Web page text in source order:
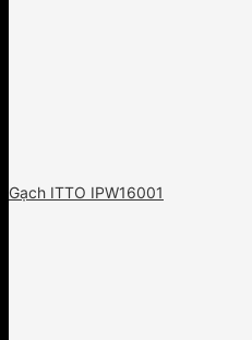
Gạch ITTO IPW16001